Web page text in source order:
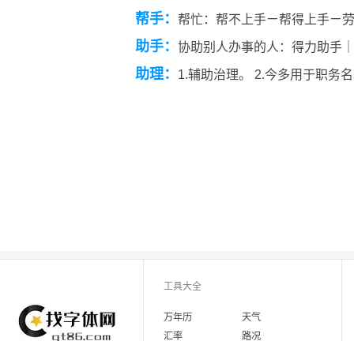
帮手： 帮忙：帮不上手ㄧ帮得上手ㄧ
助手： 协助别人办事的人：得力助手
助理： 1.辅助治理。 2.今多用于职务
工具大全
万年历
天气
汇率
路况